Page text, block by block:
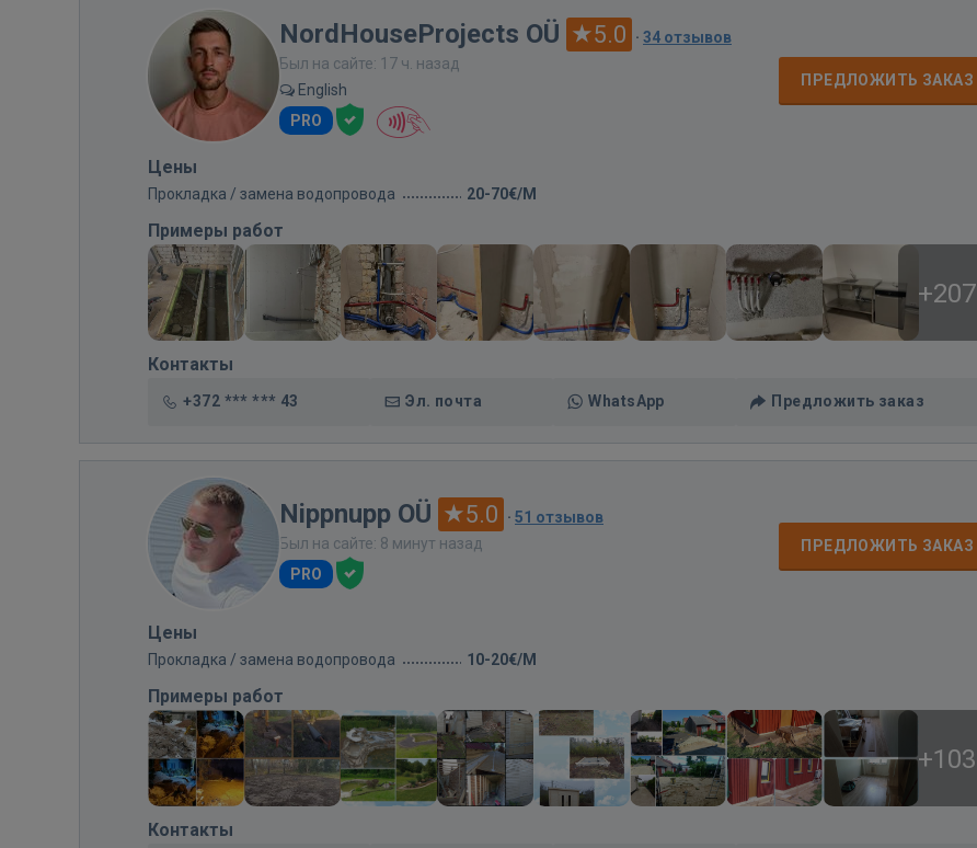
NordHouseProjects OÜ 5.0 · 34 отзывов
Был на сайте: 17 ч. назад
English
PRO
ПРЕДЛОЖИТЬ ЗАКАЗ
Цены
Прокладка / замена водопровода 20-70€/M
Примеры работ
+207
Контакты
+372 *** *** 43 Эл. почта WhatsApp Предложить заказ
Nippnupp OÜ 5.0 · 51 отзывов
Был на сайте: 8 минут назад
PRO
ПРЕДЛОЖИТЬ ЗАКАЗ
Цены
Прокладка / замена водопровода 10-20€/M
Примеры работ
+103
Контакты